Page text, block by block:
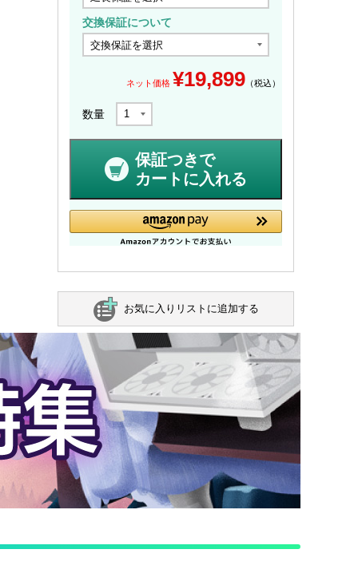
交換保証について
ネット価格 ¥19,899 （税込）
数量
保証つきで
カートに入れる
お気に入りリストに追加する